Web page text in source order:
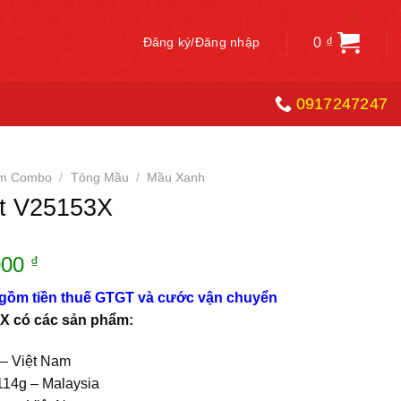
Đăng ký/Đăng nhập 0 ₫
0917247247
Combo / Tông Mầu / Mầu Xanh
V25153X
₫.
₫
hiện
tại
là:
260.000 ₫.
tiền thuế GTGT và cước vận chuyển
có các sản phẩm:
Việt Nam
– Malaysia